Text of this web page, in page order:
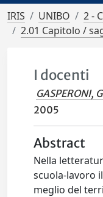
IRIS UNIBO
2 -
2.01 Capitolo /
I docenti
GASPERONI,
2005
Abstract
Nella
scuola-lavoro
meglio del